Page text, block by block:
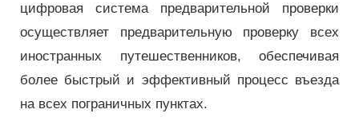
цифровая система предварительной проверки
осуществляет предварительную проверку всех
иностранных путешественников, обеспечивая
более быстрый и эффективный процесс въезда
на всех пограничных пунктах.